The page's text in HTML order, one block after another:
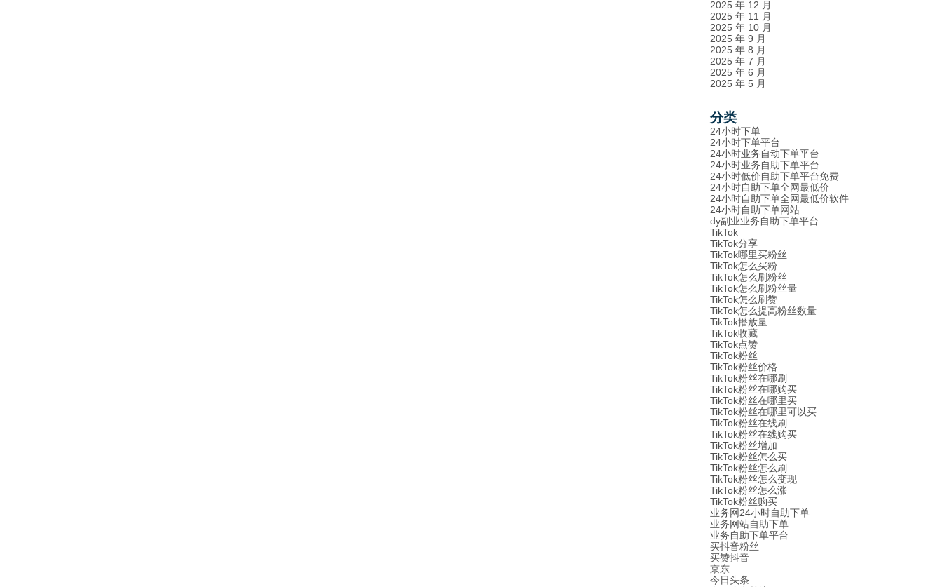
2025 年 12 月
2025 年 11 月
2025 年 10 月
2025 年 9 月
2025 年 8 月
2025 年 7 月
2025 年 6 月
2025 年 5 月
分类
24小时下单
24小时下单平台
24小时业务自动下单平台
24小时业务自助下单平台
24小时低价自助下单平台免费
24小时自助下单全网最低价
24小时自助下单全网最低价软件
24小时自助下单网站
dy副业业务自助下单平台
TikTok
TikTok分享
TikTok哪里买粉丝
TikTok怎么买粉
TikTok怎么刷粉丝
TikTok怎么刷粉丝量
TikTok怎么刷赞
TikTok怎么提高粉丝数量
TikTok播放量
TikTok收藏
TikTok点赞
TikTok粉丝
TikTok粉丝价格
TikTok粉丝在哪刷
TikTok粉丝在哪购买
TikTok粉丝在哪里买
TikTok粉丝在哪里可以买
TikTok粉丝在线刷
TikTok粉丝在线购买
TikTok粉丝增加
TikTok粉丝怎么买
TikTok粉丝怎么刷
TikTok粉丝怎么变现
TikTok粉丝怎么涨
TikTok粉丝购买
业务网24小时自助下单
业务网站自助下单
业务自助下单平台
买抖音粉丝
买赞抖音
京东
今日头条